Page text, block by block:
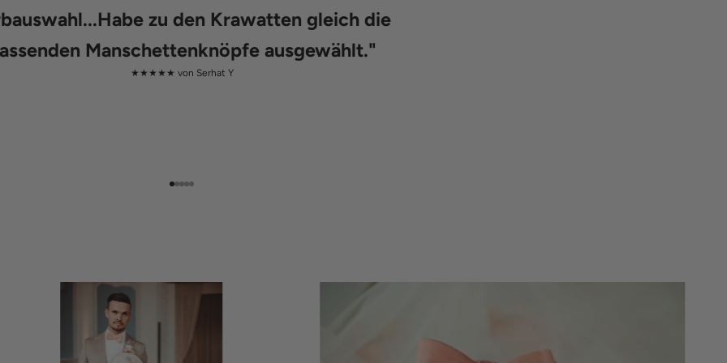
zu den Krawatten gleich die
Manschettenknöpfe ausgewählt."
★★★★★ von Serhat Y
Gehe zu Element 1
Gehe zu Element 2
Gehe zu Element 3
Gehe zu Element 4
Gehe zu Element 5